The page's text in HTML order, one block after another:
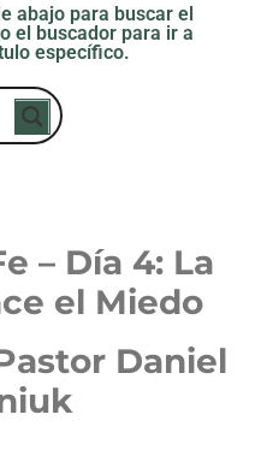
abajo para buscar el
el buscador para ir a
específico.
– Día 4: La
el Miedo
Daniel